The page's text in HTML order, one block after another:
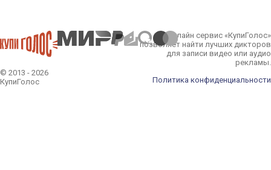
© 2013 - 2026
КупиГолос
Онлайн сервис «КупиГолос»
позволяет найти лучших дикторов
для записи видео или аудио
рекламы.
Политика конфиденциальности